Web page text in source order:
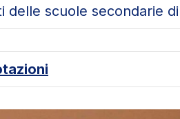
delle scuole secondarie